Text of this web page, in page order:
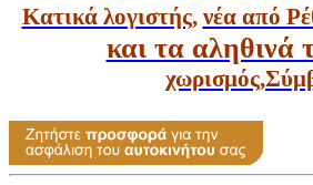
Κατικά λογιστής, νέα από
και τα αληθινά
χωρισμός,